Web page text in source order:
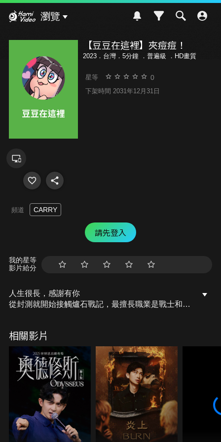
瀏覽
【豆豆在這裡】夾痘痘！
2023．台灣．5分鐘 ． 普遍級 ．HD畫質
星等 0
下架時間 2031年12月31日
頻道 CARRY
請先登入
我的星等
影片給分
人生很長，感謝有你
從封測就開始接觸爐石戰記，最擅長職業是戰士和牧
醒吧， 趁此良機，莫再猶豫，恭請蛇界至尊雙飛寶
典！ OSkomodo 還不一起加入蛇教跟著教主一起前
進!
相關影片